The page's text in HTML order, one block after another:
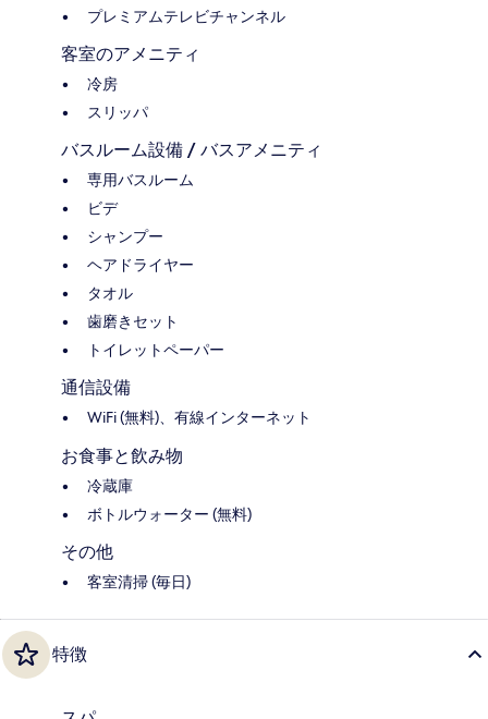
プレミアムテレビチャンネル
客室のアメニティ
冷房
スリッパ
バスルーム設備 / バスアメニティ
専用バスルーム
ビデ
シャンプー
ヘアドライヤー
タオル
歯磨きセット
トイレットペーパー
通信設備
WiFi (無料)、有線インターネット
お食事と飲み物
冷蔵庫
ボトルウォーター (無料)
その他
客室清掃 (毎日)
特徴